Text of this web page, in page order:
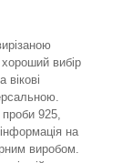
вибір
925,
на
виробом.